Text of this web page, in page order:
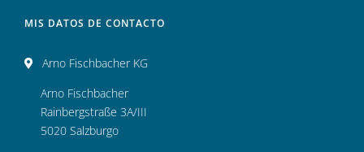
MIS DATOS DE CONTACTO
Arno Fischbacher KG
Arno Fischbacher
Rainbergstraße 3A/III
5020 Salzburgo